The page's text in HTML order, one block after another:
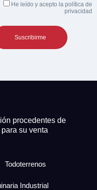
He leído y acepto la política de
privacidad
procedentes de
su venta
Todoterrenos
Industrial
de Uso.
con ambas.